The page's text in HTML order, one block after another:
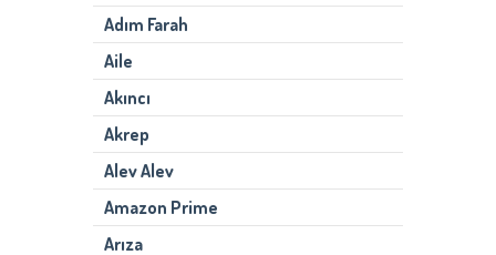
Adım Farah
Aile
Akıncı
Akrep
Alev Alev
Amazon Prime
Arıza